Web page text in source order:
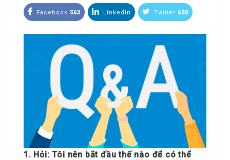
Facebook 563 Linkedin Twitter 650
1. Hỏi: Tôi nên bắt đầu thế nào để có thể